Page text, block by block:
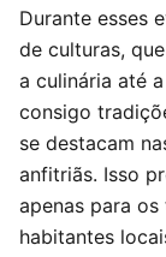
Durante esses
de culturas,
a culinária até
consigo
se destacam
anfitriãs. Isso
apenas para
habitantes